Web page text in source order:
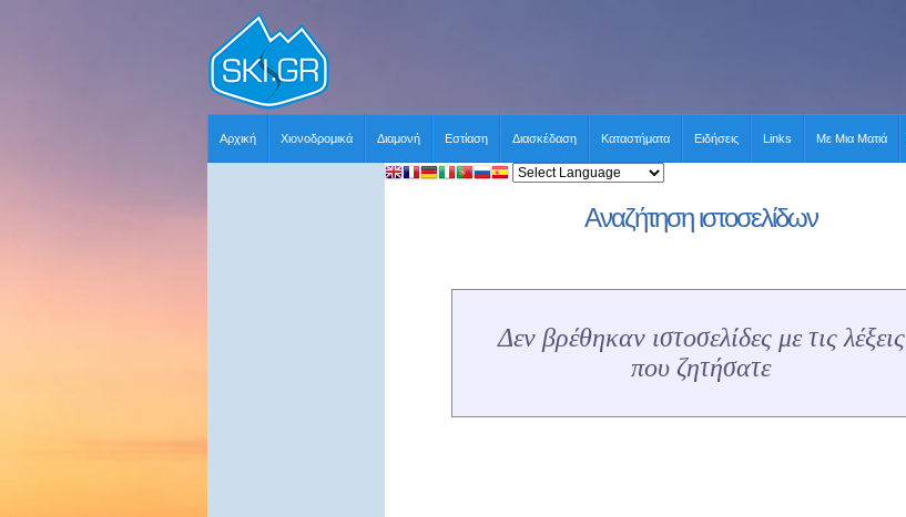
Αρχική Χιονοδρομικά Διαμονή Εστίαση Διασκέδαση Καταστήματα Ειδήσεις Links Με Μια Ματιά
Αναζήτηση ιστοσελίδων
Δεν βρέθηκαν ιστοσελίδες με τις λέξεις
που ζητήσατε